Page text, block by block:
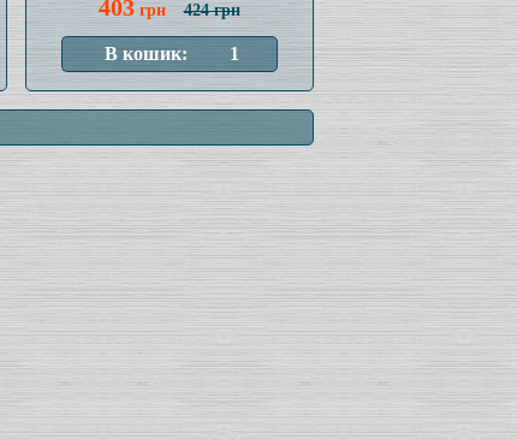
403грн 424 грн